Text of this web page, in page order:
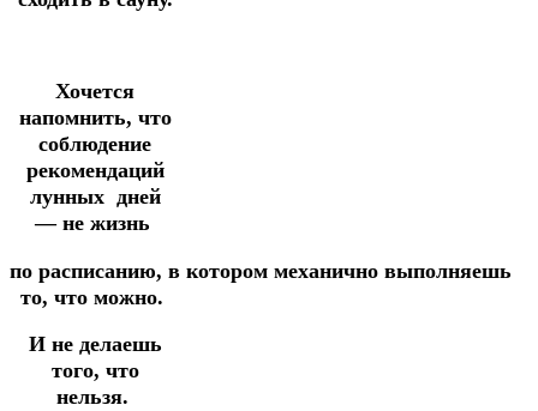
Хочется
напомнить, что
соблюдение
рекомендаций
лунных дней
— не жизнь
по расписанию, в котором механично выполняешь
то, что можно.
И не делаешь
того, что
нельзя.